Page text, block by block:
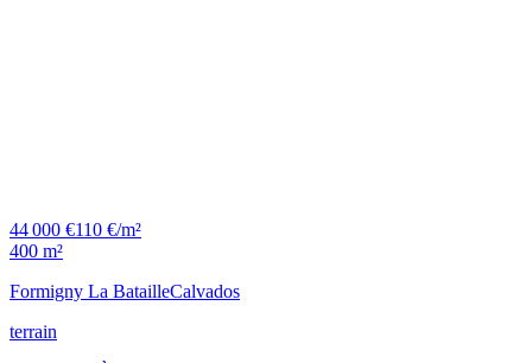
44 000 €110 €/m²
400 m²
Formigny La BatailleCalvados
terrain